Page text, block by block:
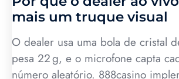
mais um truque visual
O dealer usa uma bola de cristal
pesa 22 g, e o microfone capta
número aleatório. 888casino